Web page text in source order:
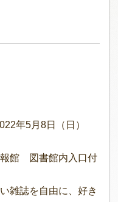
年5月8日（日）
報館 図書館内入口付
雑誌を自由に、好き